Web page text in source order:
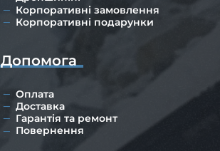
Корпоративні замовлення
Корпоративні подарунки
Допомога
Оплата
Доставка
Гарантія та ремонт
Повернення